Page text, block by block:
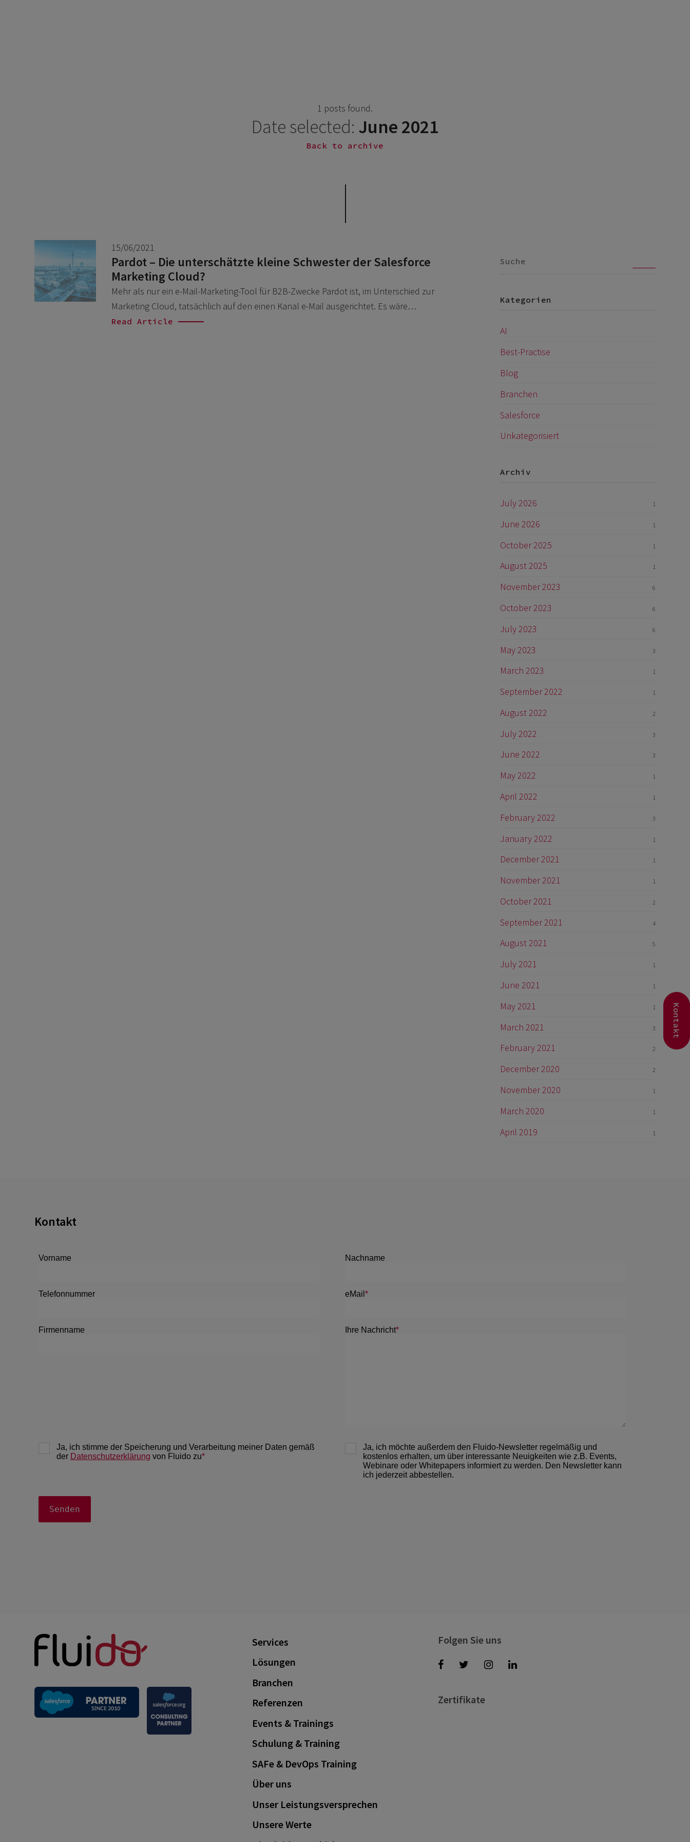
1 posts found.
Date selected: June 2021
Back to archive
Kategorien
AI
Best-Practise
Blog
Branchen
Salesforce
Unkategorisiert
Archiv
July 2026 1
June 2026 1
October 2025 1
August 2025 1
November 2023 6
October 2023 6
July 2023 6
May 2023 3
March 2023 1
September 2022 1
August 2022 2
July 2022 3
June 2022 3
May 2022 1
April 2022 1
February 2022 3
January 2022 1
December 2021 1
November 2021 1
October 2021 2
September 2021 4
August 2021 5
July 2021 1
June 2021 1
May 2021 1
March 2021 3
February 2021 2
December 2020 2
November 2020 1
March 2020 1
April 2019 1
15/06/2021
Pardot – Die unterschätzte kleine Schwester der Salesforce
Marketing Cloud?
Mehr als nur ein e-Mail-Marketing-Tool für B2B-Zwecke Pardot ist, im Unterschied zur
Marketing Cloud, tatsächlich auf den einen Kanal e-Mail ausgerichtet. Es wäre…
Read Article
Kontakt
Kontakt
Services
Lösungen
Branchen
Referenzen
Events & Trainings
Schulung & Training
SAFe & DevOps Training
Über uns
Unser Leistungsversprechen
Unsere Werte
Folgen Sie uns
Zertifikate